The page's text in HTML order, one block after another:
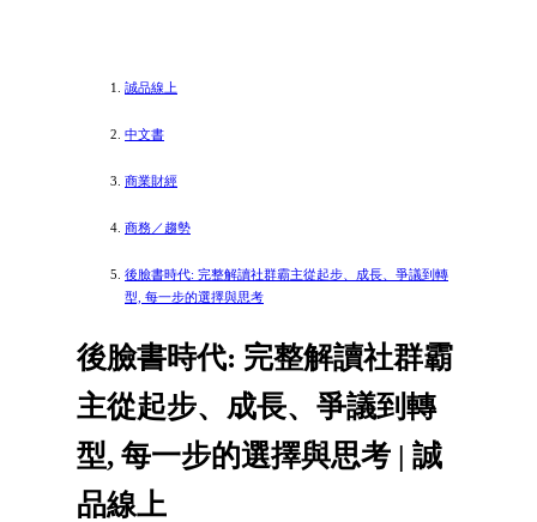
誠品線上
中文書
商業財經
商務／趨勢
後臉書時代: 完整解讀社群霸主從起步、成長、爭議到轉
型, 每一步的選擇與思考
後臉書時代: 完整解讀社群霸
主從起步、成長、爭議到轉
型, 每一步的選擇與思考 | 誠
品線上